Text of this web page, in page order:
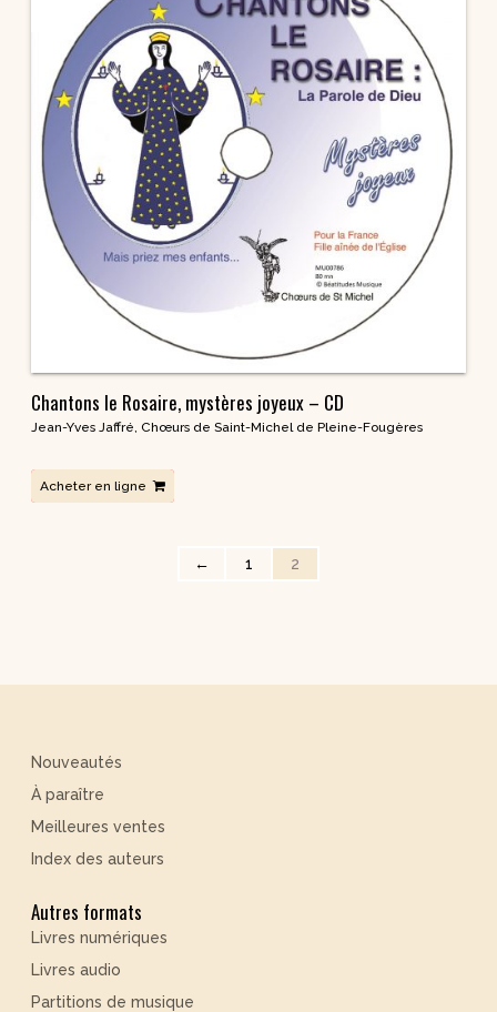
Chantons le Rosaire, mystères joyeux – CD
Jean-Yves Jaffré, Chœurs de Saint-Michel de Pleine-Fougères
Acheter en ligne
← 1 2
Nouveautés
À paraître
Meilleures ventes
Index des auteurs
Autres formats
Livres numériques
Livres audio
Partitions de musique